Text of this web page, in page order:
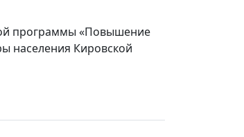
программы «Повышение
населения Кировской